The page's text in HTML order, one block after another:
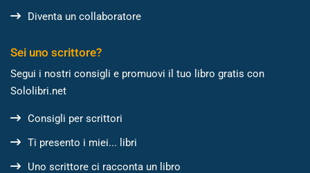
Diventa un collaboratore
Sei uno scrittore?
Segui i nostri consigli e promuovi il tuo libro gratis con
Sololibri.net
Consigli per scrittori
Ti presento i miei... libri
Uno scrittore ci racconta un libro